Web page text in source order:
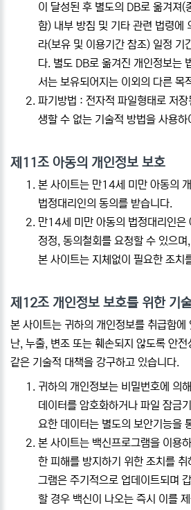
이 달성된 후 별도의 DB로 옮겨져(
함) 내부 방침 및 기타 관련 법령에
라(보유 및 이용기간 참조) 일정 기
다. 별도 DB로 옮겨진 개인정보는
서는 보유되어지는 이외의 다른 목
파기방법 : 전자적 파일형태로 저
생할 수 없는 기술적 방법을 사용하
제11조 아동의 개인정보 보호
본 사이트는 만14세 미만 아동의
법정대리인의 동의를 받습니다.
만14세 미만 아동의 법정대리인은
정정, 동의철회를 요청할 수 있으
본 사이트는 지체없이 필요한 조치
제12조 개인정보 보호를 위한 기
본 사이트는 귀하의 개인정보를 취급함에
난, 누출, 변조 또는 훼손되지 않도록 안
같은 기술적 대책을 강구하고 있습니다.
귀하의 개인정보는 비밀번호에 의
데이터를 암호화하거나 파일 잠금
요한 데이터는 별도의 보안기능을
본 사이트는 백신프로그램을 이용
한 피해를 방지하기 위한 조치를
그램은 주기적으로 업데이트되며
할 경우 백신이 나오는 즉시 이를